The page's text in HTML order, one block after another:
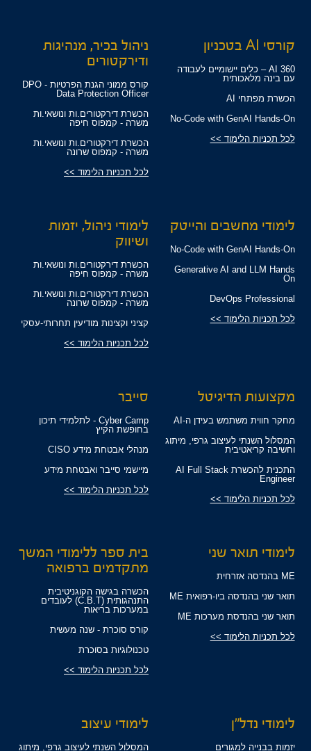
קורסי AI בטכניון
360 AI – כלים יישומיים לעבודה
עם בינה מלאכותית
הכשרת מפתחי AI
No-Code with GenAI Hands-On
לכל תכניות הלימוד >>
ניהול בכיר, מנהיגות
ודירקטורים
קורס ממוני הגנת הפרטיות - DPO
Data Protection Officer
הכשרת דירקטורים.ות ונושאי.ות
משרה - קמפוס חיפה
הכשרת דירקטורים.ות ונושאי.ות
משרה - קמפוס שרונה
לכל תכניות הלימוד >>
לימודי מחשבים והייטק
No-Code with GenAI Hands-On
Generative AI and LLM Hands
On
DevOps Professional
לכל תכניות הלימוד >>
לימודי ניהול, יזמות
ושיווק
הכשרת דירקטורים.ות ונושאי.ות
משרה - קמפוס חיפה
הכשרת דירקטורים.ות ונושאי.ות
משרה - קמפוס שרונה
קציני וקצינות מודיעין תחרותי-עסקי
לכל תכניות הלימוד >>
מקצועות הדיגיטל
מחקר חווית משתמש בעידן ה-AI
המסלול השנתי לעיצוב גרפי, מיתוג
וחשיבה קריאטיבית
התכנית להכשרת AI Full Stack
Engineer
לכל תכניות הלימוד >>
סייבר
Cyber Camp - לתלמידי תיכון
בחופשת הקיץ
מנהלי אבטחת מידע CISO
מיישמי סייבר ואבטחת מידע
לכל תכניות הלימוד >>
לימודי תואר שני
ME בהנדסה אזרחית
תואר שני בהנדסה ביו-רפואית ME
תואר שני בהנדסת מערכות ME
לכל תכניות הלימוד >>
בית ספר ללימודי המשך
מתקדמים ברפואה
הכשרה בגישה הקוגניטיבית
התנהגותית (C.B.T) לעובדים
במערכות בריאות
קורס סוכרת - שנה מעשית
טכנולוגיות בסוכרת
לכל תכניות הלימוד >>
לימודי נדל"ן
יזמות בבנייה למגורים
לימודי עיצוב
המסלול השנתי לעיצוב גרפי, מיתוג